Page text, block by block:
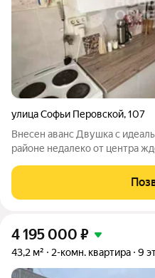
улица Софьи Перовской,107
Внесен аванс Двушка с
районе недалеко от центра
формы, комнаты разделены
личного пространства. Большая
4 195 000 ₽
43,2 м² 2-комн. квартира 9